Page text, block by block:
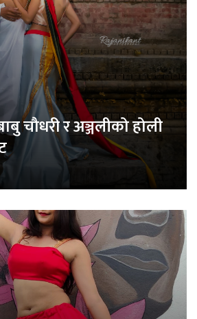
चौधरी र अञ्जलीको होली